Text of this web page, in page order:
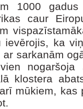
1000
caur
ka
sarkanām
nogaršoja
klostera
mūkiem,